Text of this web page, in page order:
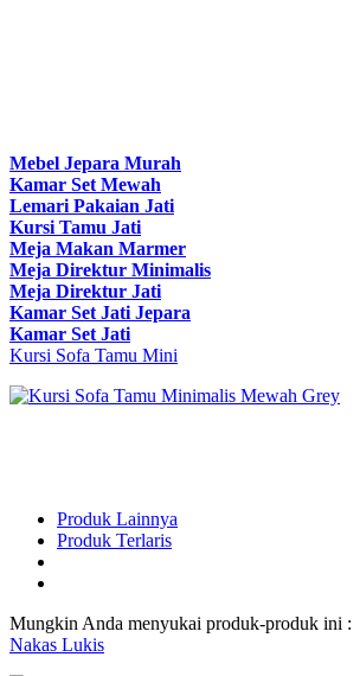
Mebel Jepara Murah
Kamar Set Mewah
Lemari Pakaian Jati
Kursi Tamu Jati
Meja Makan Marmer
Meja Direktur Minimalis
Meja Direktur Jati
Kamar Set Jati Jepara
Kamar Set Jati
Kursi Sofa Tamu Mini
Produk Lainnya
Produk Terlaris
Mungkin Anda menyukai produk-produk ini :
Nakas Lukis